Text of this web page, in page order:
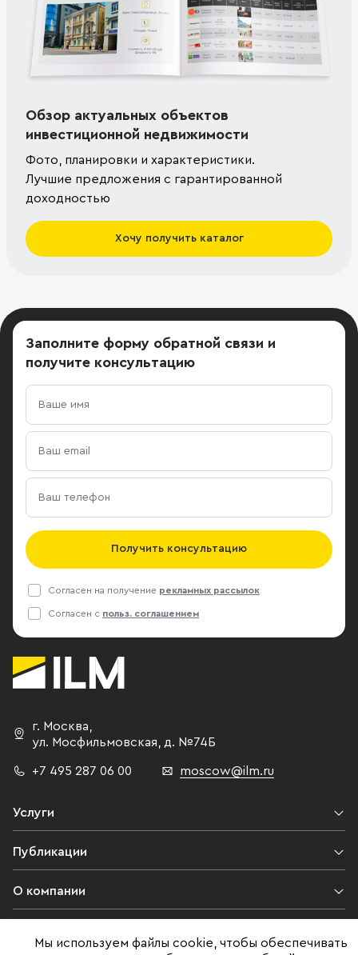
Обзор актуальных объектов
инвестиционной недвижимости
Фото, планировки и характеристики.
Лучшие предложения с гарантированной
доходностью
Хочу получить каталог
Заполните форму обратной связи и
получите консультацию
Получить консультацию
Согласен на получение рекламных рассылок
Согласен с польз. соглашением
г. Москва
ул. Мосфильмовская,
д. №74Б
+7 495 287 06 00 moscow@ilm.ru
Услуги
Публикации
О компании
Мы используем файлы cookie, чтобы обеспечивать